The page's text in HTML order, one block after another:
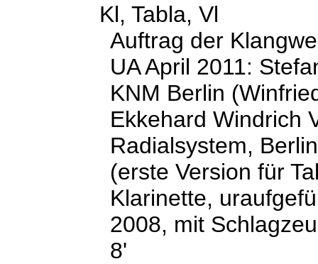
Kl, Tabla, Vl
Auftrag der
UA April 2011:
KNM Berlin
Ekkehard Windrich
Radialsystem, Berlin
(erste Version für
Klarinette,
2008, mit
8'